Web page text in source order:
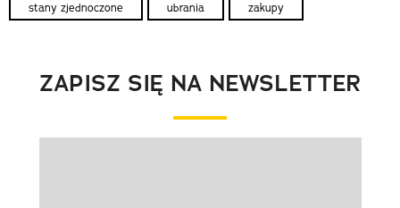
stany zjednoczone ubrania zakupy
ZAPISZ SIĘ NA NEWSLETTER